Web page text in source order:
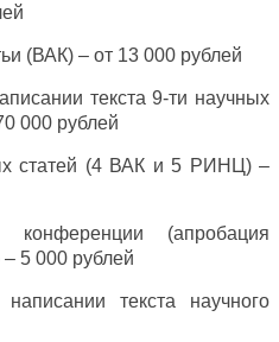
(ВАК) – от 13 000 рублей
текста 9-ти научных
000 рублей
статей (4 ВАК и 5 РИНЦ) –
(апробация
– 5 000 рублей
текста научного